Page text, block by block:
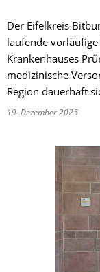
Der Eifelkreis
laufende
Krankenhauses
medizinische
Region dauerhaft
19. Dezember 2025